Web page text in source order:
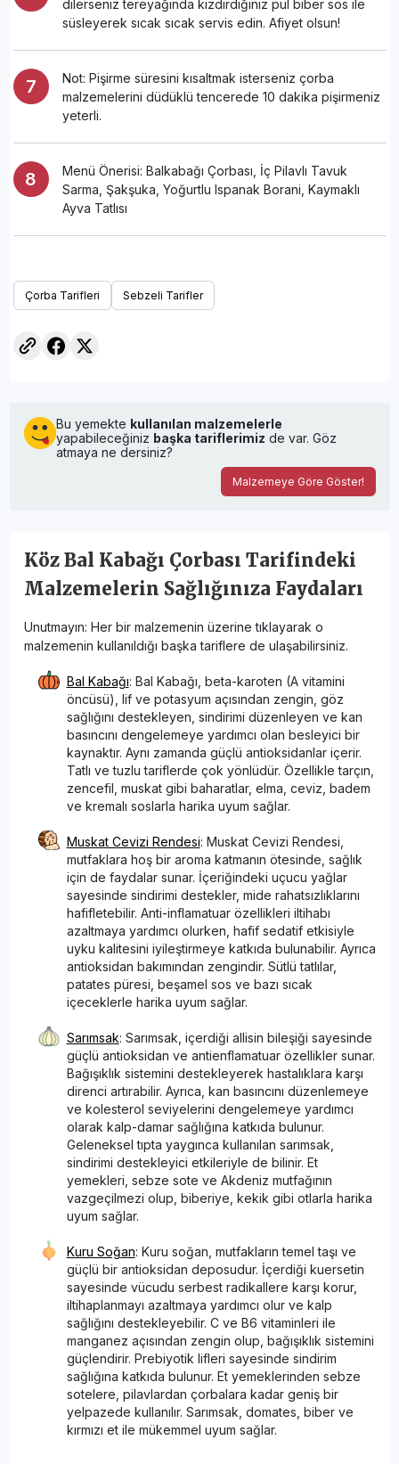
dilerseniz tereyağında kızdırdığınız pul biber sos ile
süsleyerek sıcak sıcak servis edin. Afiyet olsun!
Not: Pişirme süresini kısaltmak isterseniz çorba
malzemelerini düdüklü tencerede 10 dakika pişirmeniz
yeterli.
Menü Önerisi: Balkabağı Çorbası, İç Pilavlı Tavuk
Sarma, Şakşuka, Yoğurtlu Ispanak Borani, Kaymaklı
Ayva Tatlısı
Çorba Tarifleri Sebzeli Tarifler
Bu yemekte kullanılan malzemelerle
yapabileceğiniz başka tariflerimiz de var. Göz
atmaya ne dersiniz?
Malzemeye Göre Göster!
Köz Bal Kabağı Çorbası Tarifindeki
Malzemelerin Sağlığınıza Faydaları
Unutmayın: Her bir malzemenin üzerine tıklayarak o
malzemenin kullanıldığı başka tariflere de ulaşabilirsiniz.
Bal Kabağı: Bal Kabağı, beta-karoten (A vitamini
öncüsü), lif ve potasyum açısından zengin, göz
sağlığını destekleyen, sindirimi düzenleyen ve kan
basıncını dengelemeye yardımcı olan besleyici bir
kaynaktır. Aynı zamanda güçlü antioksidanlar içerir.
Tatlı ve tuzlu tariflerde çok yönlüdür. Özellikle tarçın,
zencefil, muskat gibi baharatlar, elma, ceviz, badem
ve kremalı soslarla harika uyum sağlar.
Muskat Cevizi Rendesi: Muskat Cevizi Rendesi,
mutfaklara hoş bir aroma katmanın ötesinde, sağlık
için de faydalar sunar. İçeriğindeki uçucu yağlar
sayesinde sindirimi destekler, mide rahatsızlıklarını
hafifletebilir. Anti-inflamatuar özellikleri iltihabı
azaltmaya yardımcı olurken, hafif sedatif etkisiyle
uyku kalitesini iyileştirmeye katkıda bulunabilir. Ayrıca
antioksidan bakımından zengindir. Sütlü tatlılar,
patates püresi, beşamel sos ve bazı sıcak
içeceklerle harika uyum sağlar.
Sarımsak: Sarımsak, içerdiği allisin bileşiği sayesinde
güçlü antioksidan ve antienflamatuar özellikler sunar.
Bağışıklık sistemini destekleyerek hastalıklara karşı
direnci artırabilir. Ayrıca, kan basıncını düzenlemeye
ve kolesterol seviyelerini dengelemeye yardımcı
olarak kalp-damar sağlığına katkıda bulunur.
Geleneksel tıpta yaygınca kullanılan sarımsak,
sindirimi destekleyici etkileriyle de bilinir. Et
yemekleri, sebze sote ve Akdeniz mutfağının
vazgeçilmezi olup, biberiye, kekik gibi otlarla harika
uyum sağlar.
Kuru Soğan: Kuru soğan, mutfakların temel taşı ve
güçlü bir antioksidan deposudur. İçerdiği kuersetin
sayesinde vücudu serbest radikallere karşı korur,
iltihaplanmayı azaltmaya yardımcı olur ve kalp
sağlığını destekleyebilir. C ve B6 vitaminleri ile
manganez açısından zengin olup, bağışıklık sistemini
güçlendirir. Prebiyotik lifleri sayesinde sindirim
sağlığına katkıda bulunur. Et yemeklerinden sebze
sotelere, pilavlardan çorbalara kadar geniş bir
yelpazede kullanılır. Sarımsak, domates, biber ve
kırmızı et ile mükemmel uyum sağlar.